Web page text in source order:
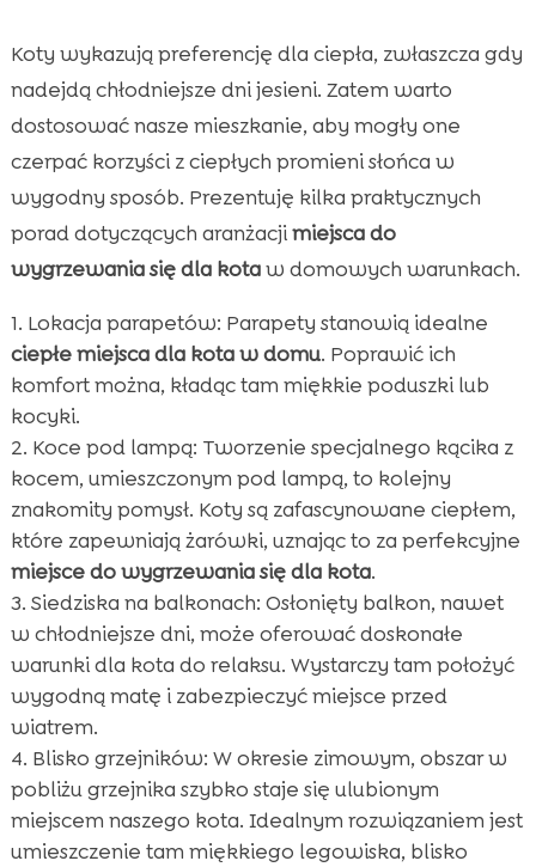
Koty wykazują preferencję dla ciepła, zwłaszcza gdy
nadejdą chłodniejsze dni jesieni. Zatem warto
dostosować nasze mieszkanie, aby mogły one
czerpać korzyści z ciepłych promieni słońca w
wygodny sposób. Prezentuję kilka praktycznych
porad dotyczących aranżacjimiejsca do
wygrzewania się dla kotaw domowych warunkach.
Lokacja parapetów: Parapety stanowią idealne
ciepłe miejsca dla kota w domu. Poprawić ich
komfort można, kładąc tam miękkie poduszki lub
kocyki.
Koce pod lampą: Tworzenie specjalnego kącika z
kocem, umieszczonym pod lampą, to kolejny
znakomity pomysł. Koty są zafascynowane ciepłem,
które zapewniają żarówki, uznając to za perfekcyjne
miejsce do wygrzewania się dla kota.
Siedziska na balkonach: Osłonięty balkon, nawet
w chłodniejsze dni, może oferować doskonałe
warunki dla kota do relaksu. Wystarczy tam położyć
wygodną matę i zabezpieczyć miejsce przed
wiatrem.
Blisko grzejników: W okresie zimowym, obszar w
pobliżu grzejnika szybko staje się ulubionym
miejscem naszego kota. Idealnym rozwiązaniem jest
umieszczenie tam miękkiego legowiska, blisko